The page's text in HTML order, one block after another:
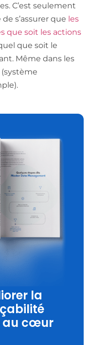
C’est seulement
s’assurer que les
que soit les actions
que soit le
Même dans les
la
au cœur